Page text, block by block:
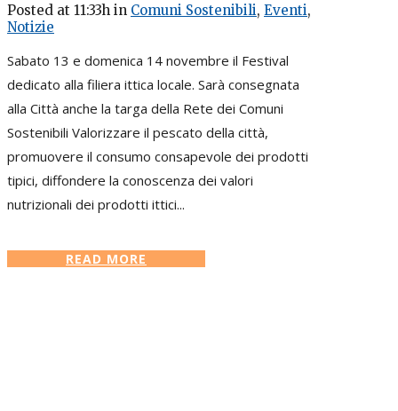
Posted at 11:33h in Comuni Sostenibili, Eventi,
Notizie
Sabato 13 e domenica 14 novembre il Festival
dedicato alla filiera ittica locale. Sarà consegnata
alla Città anche la targa della Rete dei Comuni
Sostenibili Valorizzare il pescato della città,
promuovere il consumo consapevole dei prodotti
tipici, diffondere la conoscenza dei valori
nutrizionali dei prodotti ittici...
READ MORE